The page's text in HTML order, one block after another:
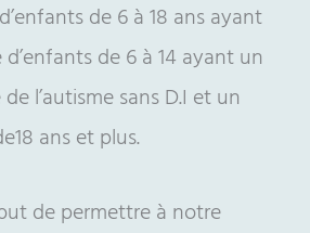
de 6 à 18 ans ayant
de 6 à 14 ayant un
l’autisme sans D.I et un
ans et plus.
de permettre à notre